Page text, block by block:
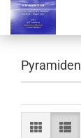
Pyramiden